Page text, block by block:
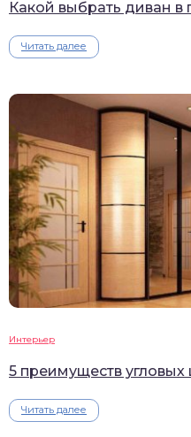
Какой выбрать диван в
Читать далее
Интерьер
5 преимуществ
Читать далее